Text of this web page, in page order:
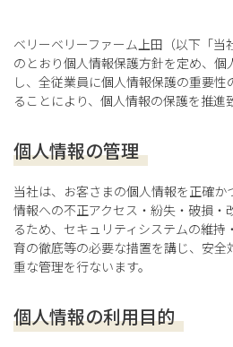
シーベリー
ボイセンベリー
サクランボ
ポ
ヤ
イ
会社案内
ニュース
tel. 0135-
fax. 0135-
受付時間：月〜金
（祝日および冬季、年末年始
ベリーベリーファーム上田（以下「
のとおり個人情報保護方針を定め、
し、全従業員に個人情報保護の重要
ることにより、個人情報の保護を推進
個人情報の管理
当社は、お客さまの個人情報を正確か
情報への不正アクセス・紛失・破損・
るため、セキュリティシステムの維持
育の徹底等の必要な措置を講じ、安
重な管理を行ないます。
個人情報の利用目的